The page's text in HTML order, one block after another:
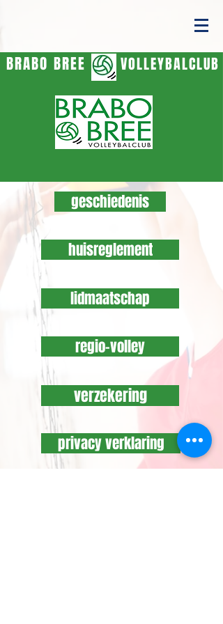
BRABO BREE VOLLEYBALCLUB
geschiedenis
huisreglement
lidmaatschap
regio-volley
verzekering
privacy verklaring